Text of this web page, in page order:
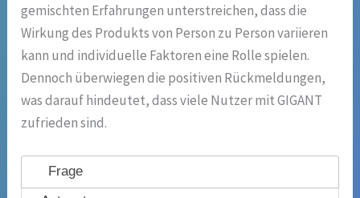
gemischten Erfahrungen unterstreichen, dass die
Wirkung des Produkts von Person zu Person variieren
kann und individuelle Faktoren eine Rolle spielen.
Dennoch überwiegen die positiven Rückmeldungen,
was darauf hindeutet, dass viele Nutzer mit GIGANT
zufrieden sind.
Frage